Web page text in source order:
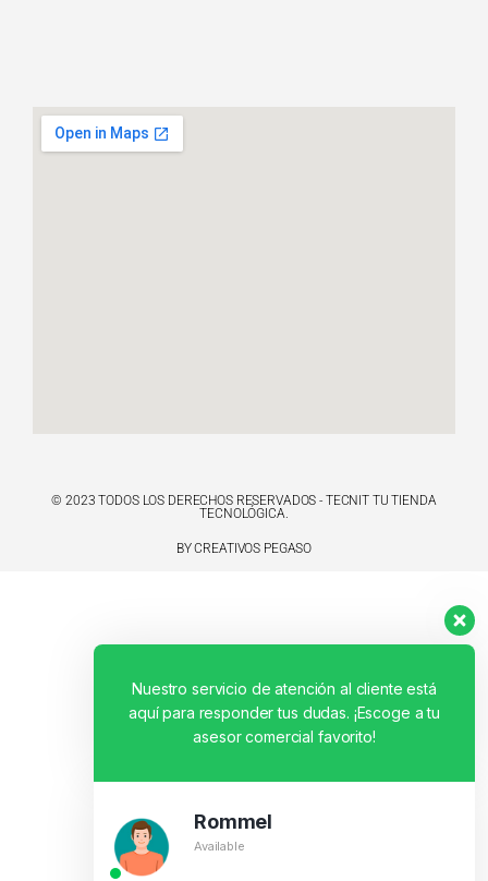
© 2023 TODOS LOS DERECHOS RESERVADOS - TECNIT TU TIENDA
TECNOLÓGICA.
BY CREATIVOS PEGASO
Nuestro servicio de atención al cliente está
aquí para responder tus dudas. ¡Escoge a tu
asesor comercial favorito!
Rommel
Available